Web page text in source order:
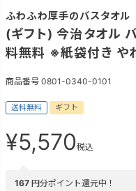
ふわふわ厚手のバスタオル
(ギフト) 今治タオル
料無料 ※紙袋付き や
商品番号 0801-0340-0101
送料無料 ギフト
¥5,570税込
167 円分ポイント還元中！